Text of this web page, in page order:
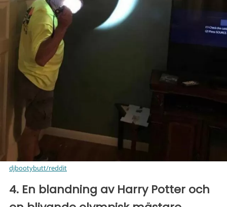
djbootybutt/reddit
4. En blandning av Harry Potter och